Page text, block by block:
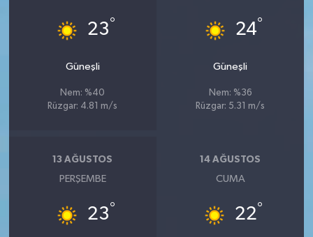
23°
Güneşli
Nem: %40
Rüzgar: 4.81 m/s
24°
Güneşli
Nem: %36
Rüzgar: 5.31 m/s
13 AĞUSTOS
PERŞEMBE
23°
14 AĞUSTOS
CUMA
22°